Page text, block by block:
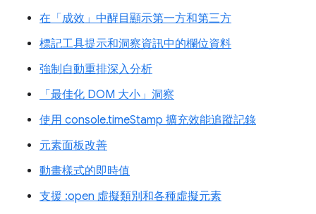
在「成效」中醒目顯示第一方和第三方
標記工具提示和洞察資訊中的欄位資料
強制自動重排深入分析
「最佳化 DOM 大小」洞察
使用 console.timeStamp 擴充效能追蹤記錄
元素面板改善
動畫樣式的即時值
支援 :open 虛擬類別和各種虛擬元素